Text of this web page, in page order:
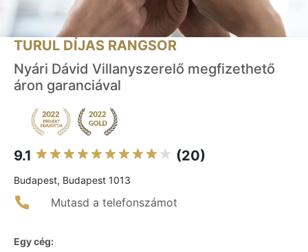
TURUL DÍJAS RANGSOR
Nyári Dávid Villanyszerelő megfizethető
áron garanciával
9.1 (20)
Budapest, Budapest 1013
Mutasd a telefonszámot
Egy cég: